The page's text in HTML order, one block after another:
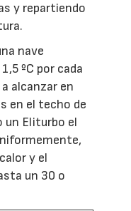
y repartiendo
nave
ºC por cada
alcanzar en
en el techo de
un Eliturbo el
y el
un 30 o